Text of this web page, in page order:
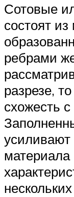
Сотовые
состоят
ребрами
разрезе,
схожесть
усиливают